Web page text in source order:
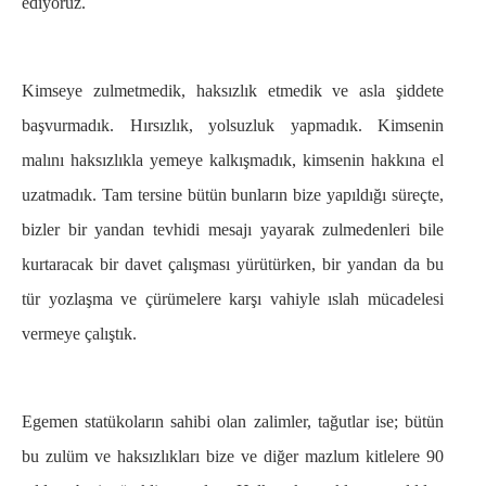
Kimseye zulmetmedik, haksızlık etmedik ve asla şiddete
başvurmadık. Hırsızlık, yolsuzluk yapmadık. Kimsenin
malını haksızlıkla yemeye kalkışmadık, kimsenin hakkına el
uzatmadık. Tam tersine bütün bunların bize yapıldığı süreçte,
bizler bir yandan tevhidi mesajı yayarak zulmedenleri bile
kurtaracak bir davet çalışması yürütürken, bir yandan da bu
tür yozlaşma ve çürümelere karşı vahiyle ıslah mücadelesi
vermeye çalıştık.
Egemen statükoların sahibi olan zalimler, tağutlar ise; bütün
bu zulüm ve haksızlıkları bize ve diğer mazlum kitlelere 90